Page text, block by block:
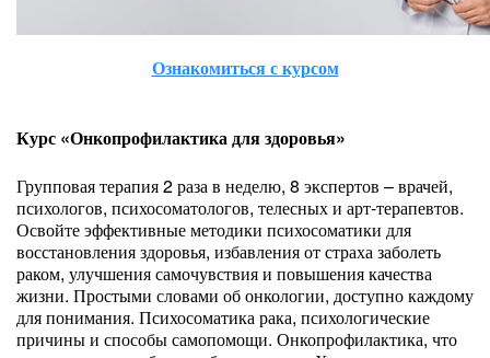
Ознакомиться с курсом
Курс «Онкопрофилактика для здоровья»
Групповая терапия 2 раза в неделю, 8 экспертов – врачей,
психологов, психосоматологов, телесных и арт-терапевтов.
Освойте эффективные методики психосоматики для
восстановления здоровья, избавления от страха заболеть
раком, улучшения самочувствия и повышения качества
жизни. Простыми словами об онкологии, доступно каждому
для понимания. Психосоматика рака, психологические
причины и способы самопомощи. Онкопрофилактика, что